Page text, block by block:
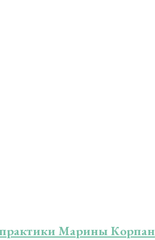
Марины Корпан